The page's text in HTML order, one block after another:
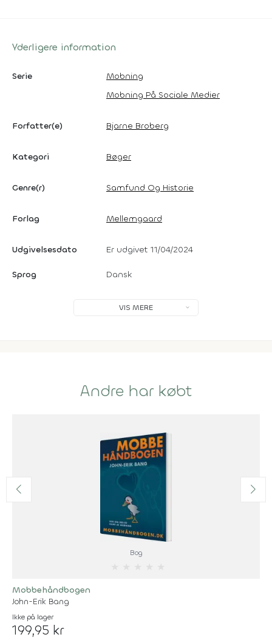
Yderligere information
Serie
Mobning
Mobning På Sociale Medier
Forfatter(e) Bjarne Broberg
Kategori Bøger
Genre(r) Samfund Og Historie
Forlag Mellemgaard
Udgivelsesdato Er udgivet 11/04/2024
Sprog Dansk
VIS MERE
Andre har købt
Bog
Mobbehåndbogen
John-Erik Bang
Ikke på lager
199,95 kr